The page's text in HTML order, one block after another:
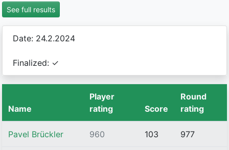
See full results
Date: 24.2.2024
Finalized: ✓
Name
Player
rating
Score
Round
rating
Pavel Brückler 960 103 977